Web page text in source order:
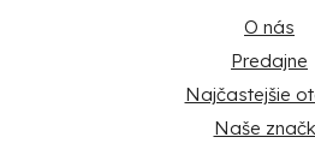
O nás
Predajne
Najčastejšie
Naše